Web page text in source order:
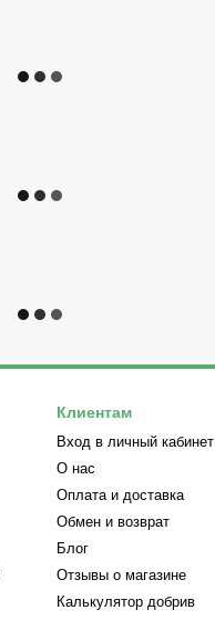
Клиентам
Вход в личный кабинет
О нас
Оплата и доставка
Обмен и возврат
Блог
Отзывы о магазине
Калькулятор добрив